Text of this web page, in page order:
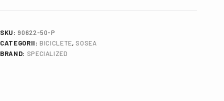
SKU:90622-50-P
CATEGORII:BICICLETE, SOSEA
BRAND: SPECIALIZED